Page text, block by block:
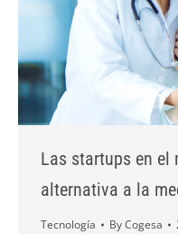
Las startups en el
alternativa a la
Tecnología ByCogesa